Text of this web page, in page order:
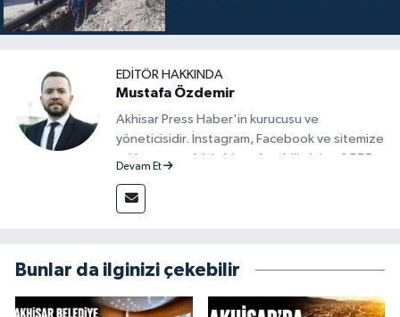
EDITÖR HAKKINDA
Mustafa Özdemir
Akhisar Press Haber'in kurucusu ve
yöneticisidir. İnstagram, Facebook ve sitemize
reklam vermek için bize ulaşabilirsiniz - 0555
Devam Et
Bunlar da ilginizi çekebilir